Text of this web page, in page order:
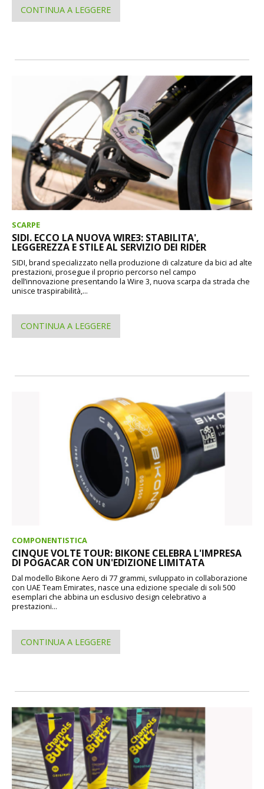
CONTINUA A LEGGERE
SCARPE
SIDI. ECCO LA NUOVA WIRE3: STABILITA',
LEGGEREZZA E STILE AL SERVIZIO DEI RIDER
SIDI, brand specializzato nella produzione di calzature da bici ad alte
prestazioni, prosegue il proprio percorso nel campo
dell’innovazione presentando la Wire 3, nuova scarpa da strada che
unisce traspirabilità,...
CONTINUA A LEGGERE
COMPONENTISTICA
CINQUE VOLTE TOUR: BIKONE CELEBRA L'IMPRESA
DI POGACAR CON UN'EDIZIONE LIMITATA
Dal modello Bikone Aero di 77 grammi, sviluppato in collaborazione
con UAE Team Emirates, nasce una edizione speciale di soli 500
esemplari che abbina un esclusivo design celebrativo a
prestazioni...
CONTINUA A LEGGERE